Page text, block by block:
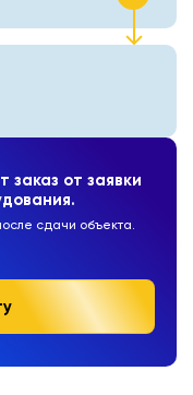
заказ от заявки
сдачи объекта.